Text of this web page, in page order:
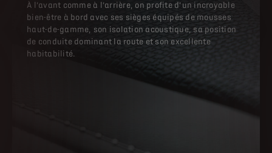
À l’avant comme à l’arrière, on profite d’un incroyable
bien-être à bord avec ses sièges équipés de mousses
haut-de-gamme, son isolation acoustique, sa position
de conduite dominant la route et son excellente
habitabilité.